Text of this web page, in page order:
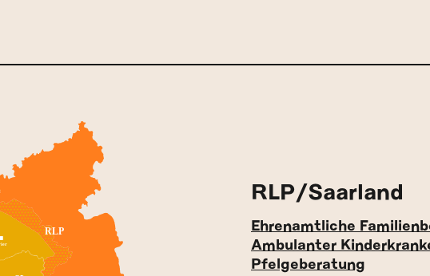
RLP/Saarland
Ehrenamtliche
Ambulanter
Pfelgeberatung